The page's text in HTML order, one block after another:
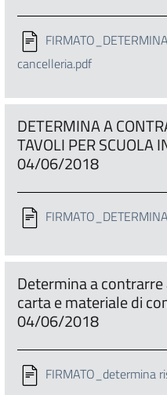
cancelleria.pdf
DETERMINA A
TAVOLI PER SCUOLA
04/06/2018
Determina a
carta e materiale di
04/06/2018
FIRMATO_determina